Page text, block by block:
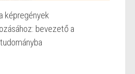
képregények
bevezető a